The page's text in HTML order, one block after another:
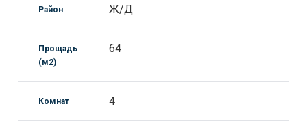
Район Ж/Д
Прощадь
(м2)
64
Комнат 4